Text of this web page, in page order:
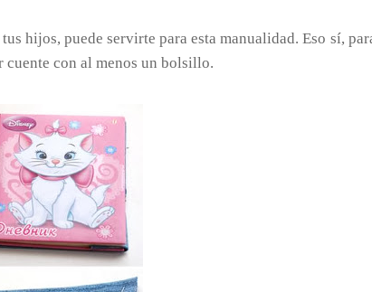
hijos, puede servirte para esta manualidad. Eso sí,
cuente con al menos un bolsillo.